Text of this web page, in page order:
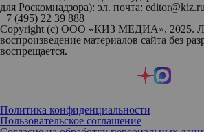
для Роскомнадзора): эл. почта:
+7 (495) 22 39 888
Copyright (с) ООО «КИЗ МЕДИА», 2025.
воспроизведение материалов сайта без
воспрещается.
Политика конфиденциальности
Пользовательское соглашение